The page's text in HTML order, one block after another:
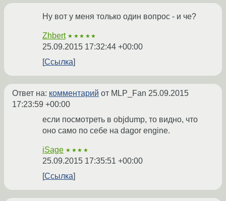
Ну вот у меня только один вопрос - и че?
Zhbert ★★★★★
25.09.2015 17:32:44 +00:00
Ссылка
Ответ на: комментарий от MLP_Fan 25.09.2015
17:23:59 +00:00
если посмотреть в objdump, то видно, что
оно само по себе на dagor engine.
iSage ★★★★
25.09.2015 17:35:51 +00:00
Ссылка